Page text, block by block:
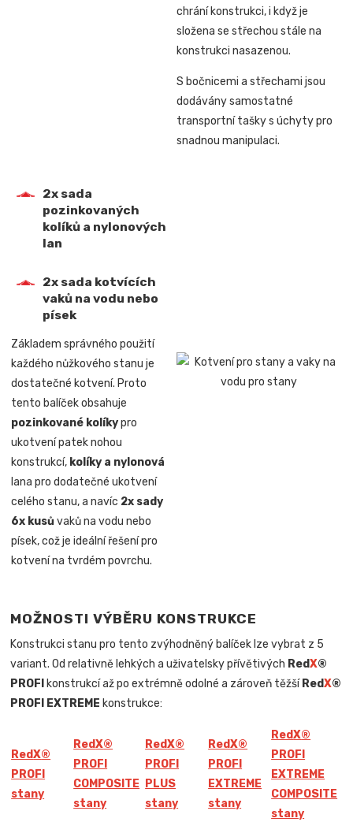
chrání konstrukci, i když je
složena se střechou stále na
konstrukci nasazenou.
S bočnicemi a střechami jsou
dodávány samostatné
transportní tašky s úchyty pro
snadnou manipulaci.
2x sada
pozinkovaných
kolíků a nylonových
lan
2x sada kotvících
vaků na vodu nebo
písek
Základem správného použití
každého nůžkového stanu je
dostatečné kotvení. Proto
tento balíček obsahuje
pozinkované kolíkypro
ukotvení patek nohou
konstrukcí, kolíky a nylonová
lana pro dodatečné ukotvení
celého stanu, a navíc 2x sady
6x kusůvaků na vodu nebo
písek, což je ideální řešení pro
kotvení na tvrdém povrchu.
MOŽNOSTI VÝBĚRU KONSTRUKCE
Konstrukci stanu pro tento zvýhodněný balíček lze vybrat z 5
variant. Od relativně lehkých a uživatelsky přívětivých RedX®
PROFI konstrukcí až po extrémně odolné a zároveň těžší RedX®
PROFI EXTREME konstrukce:
RedX®
PROFI
stany
RedX®
PROFI
COMPOSITE
stany
RedX®
PROFI
PLUS
stany
RedX®
PROFI
EXTREME
stany
RedX®
PROFI
EXTREME
COMPOSITE
stany